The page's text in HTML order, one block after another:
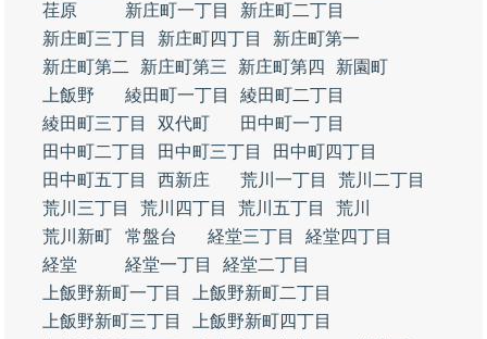
荏原
新庄町一丁目
新庄町二丁目
新庄町三丁目
新庄町四丁目
新庄町第一
新庄町第二
新庄町第三 新庄町第四
新園町
上飯野
綾田町一丁目
綾田町二丁目
綾田町三丁目
双代町
田中町一丁目
田中町二丁目
田中町三丁目
田中町四丁目
田中町五丁目
西新庄 荒川一丁目
荒川二丁目
荒川三丁目
荒川四丁目 荒川五丁目
荒川
荒川新町
常盤台 経堂三丁目
経堂四丁目
経堂
経堂一丁目
経堂二丁目
上飯野新町一丁目
上飯野新町二丁目
上飯野新町三丁目
上飯野新町四丁目